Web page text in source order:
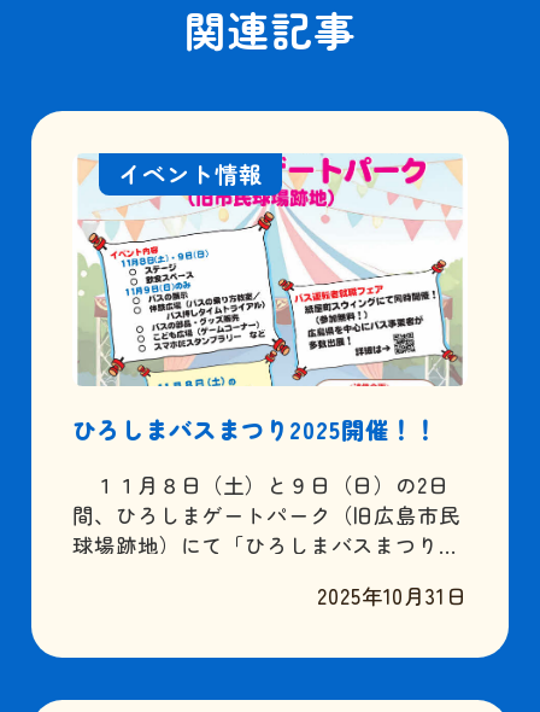
関連記事
イベント情報
ひろしまバスまつり2025開催！！
１１月８日（土）と９日（日）の2日
間、ひろしまゲートパーク（旧広島市民
球場跡地）にて「ひろしまバスまつり
（日）にEVバスと、３列シートの高速バ
スウィング」にてバス運転者就職フェア
も同時開催！！今年は開催場所を広島市
2025年10月31日